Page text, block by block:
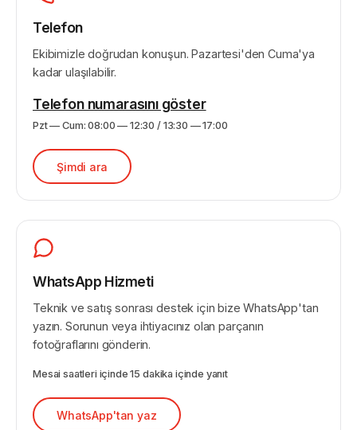
Telefon
Ekibimizle doğrudan konuşun. Pazartesi'den Cuma'ya
kadar ulaşılabilir.
Telefon numarasını göster
Pzt — Cum: 08:00 — 12:30 / 13:30 — 17:00
Şimdi ara
WhatsApp Hizmeti
Teknik ve satış sonrası destek için bize WhatsApp'tan
yazın. Sorunun veya ihtiyacınız olan parçanın
fotoğraflarını gönderin.
Mesai saatleri içinde 15 dakika içinde yanıt
WhatsApp'tan yaz